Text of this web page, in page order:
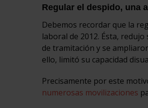
Regular el despido, una
Debemos recordar que la
laboral de 2012. Ésta,
de tramitación y se
ello, limitó su capacidad
Precisamente por este
numerosas movilizaciones